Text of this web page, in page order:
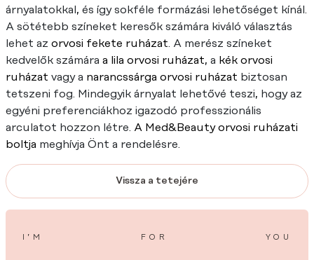
árnyalatokkal, és így sokféle formázási lehetőséget kínál.
A sötétebb színeket keresők számára kiváló választás
lehet az orvosi fekete ruházat. A merész színeket
kedvelők számára a lila orvosi ruházat, a kék orvosi
ruházat vagy a narancssárga orvosi ruházat biztosan
tetszeni fog. Mindegyik árnyalat lehetővé teszi, hogy az
egyéni preferenciákhoz igazodó professzionális
arculatot hozzon létre. A Med&Beauty orvosi ruházati
boltja meghívja Önt a rendelésre.
Vissza a tetejére
I’M FOR YOU